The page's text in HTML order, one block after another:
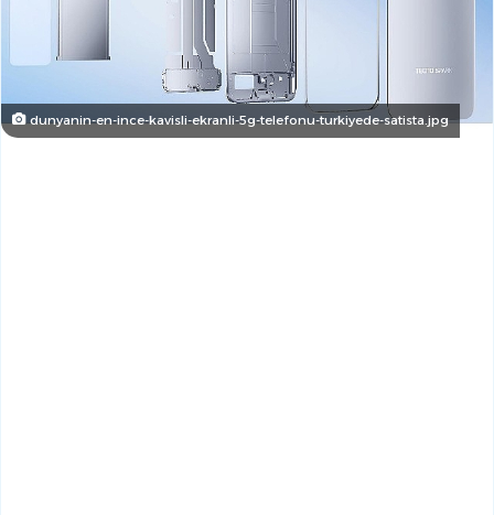
dunyanin-en-ince-kavisli-ekranli-5g-telefonu-turkiyede-satista.jpg